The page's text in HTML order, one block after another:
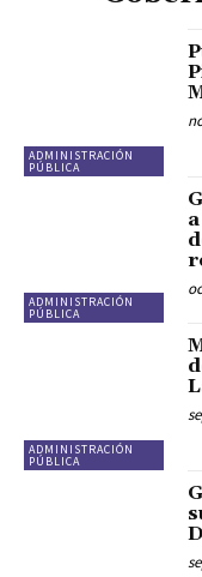
ADMINISTRACIÓN
PÚBLICA
ADMINISTRACIÓN
PÚBLICA
ADMINISTRACIÓN
PÚBLICA